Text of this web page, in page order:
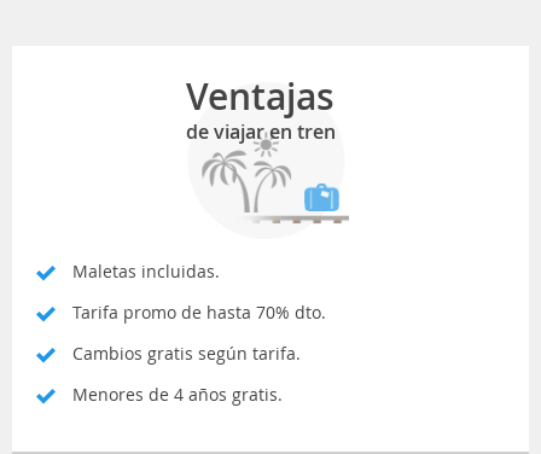
Ventajas
de viajar en tren
Maletas incluidas.
Tarifa promo de hasta 70% dto.
Cambios gratis según tarifa.
Menores de 4 años gratis.